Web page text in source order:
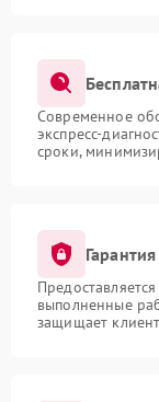
Современное
экспресс-
сроки,
выполненные
защищает